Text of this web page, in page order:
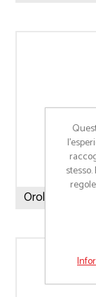
Orologio da